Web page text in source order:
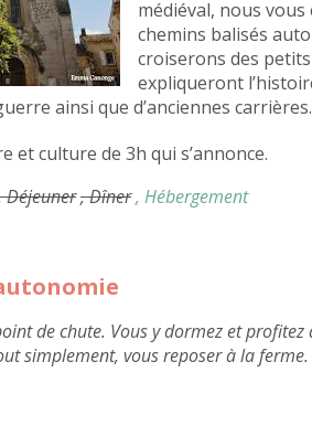
médiéval, nous
chemins balisés
croiserons des
expliqueront
ainsi que d’anciennes carrières.
et culture de 3h qui s’annonce.
Déjeuner, Dîner, Hébergement
de chute. Vous y dormez et profitez
simplement, vous reposer à la